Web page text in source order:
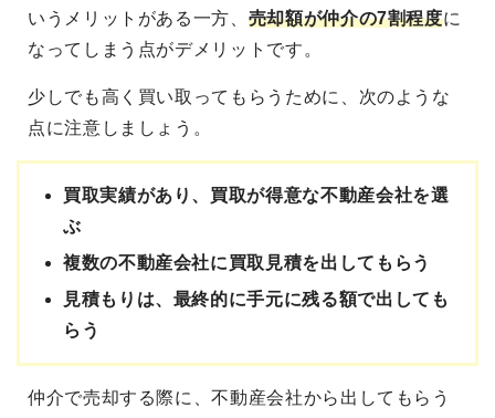
いうメリットがある一方、 売却額が仲介の7割程度に
なってしまう点がデメリットです。
少しでも高く買い取ってもらうために、次のような
点に注意しましょう。
買取実績があり、買取が得意な不動産会社を選
ぶ
複数の不動産会社に買取見積を出してもらう
見積もりは、最終的に手元に残る額で出しても
らう
仲介で売却する際に、不動産会社から出してもらう